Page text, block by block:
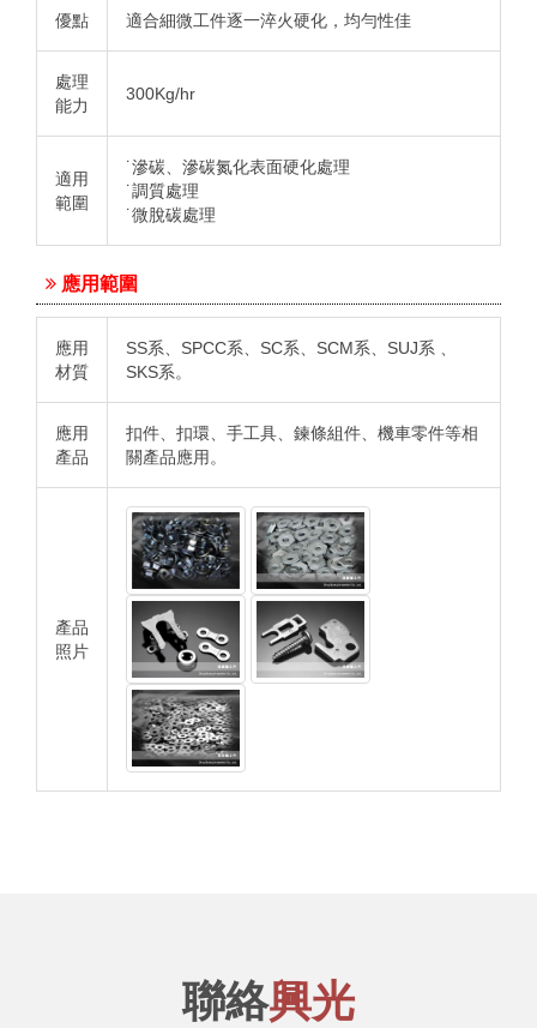
優點 適合細微工件逐一淬火硬化，均勻性佳
處理
能力
300Kg/hr
適用
範圍
˙滲碳、滲碳氮化表面硬化處理
˙調質處理
˙微脫碳處理
應用範圍
應用
材質
SS系、SPCC系、SC系、SCM系、SUJ系 、
SKS系。
應用
產品
扣件、扣環、手工具、鍊條組件、機車零件等相
關產品應用。
產品
照片
聯絡興光